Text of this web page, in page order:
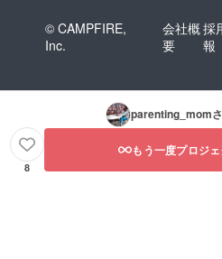
© CAMPFIRE,
Inc.
会社概
要
採
報
parenting_mom
8
もう一度プロジ